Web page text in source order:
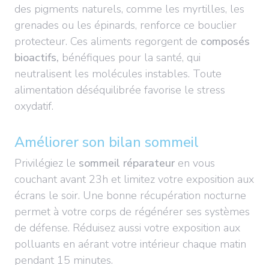
des pigments naturels, comme les myrtilles, les
grenades ou les épinards, renforce ce bouclier
protecteur. Ces aliments regorgent de composés
bioactifs, bénéfiques pour la santé, qui
neutralisent les molécules instables. Toute
alimentation déséquilibrée favorise le stress
oxydatif.
Améliorer son bilan sommeil
Privilégiez le sommeil réparateur en vous
couchant avant 23h et limitez votre exposition aux
écrans le soir. Une bonne récupération nocturne
permet à votre corps de régénérer ses systèmes
de défense. Réduisez aussi votre exposition aux
polluants en aérant votre intérieur chaque matin
pendant 15 minutes.